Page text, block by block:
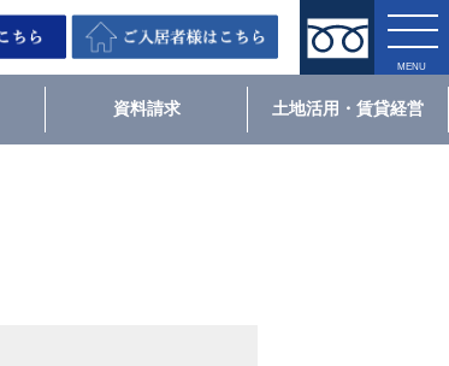
資料請求 土地活用・賃貸経営